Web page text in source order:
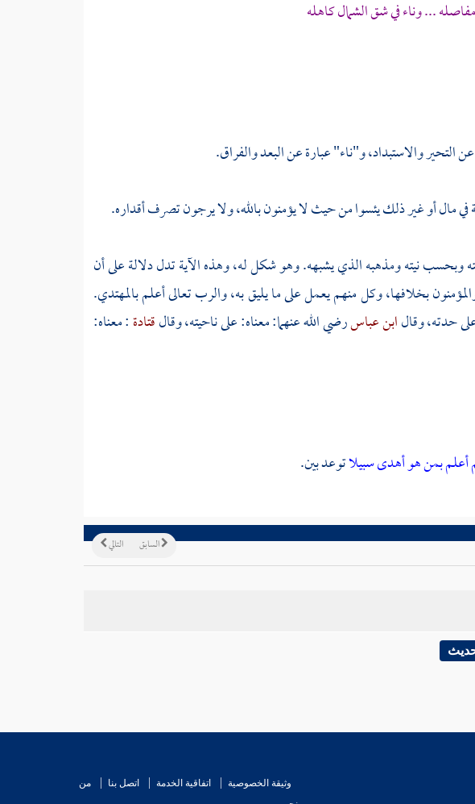
... وناء في شق الشمال كاهله
التحير والاستبداد، و"ناء" عبارة عن البعد والفراق.
مال أو غير ذلك يئسوا من حيث لا يؤمنون بالله، ولا يرجون تصرف أقداره.
وبحسب نيته ومذهبه الذي يشبهه. وهو شكل له، وهذه الآية تدل دلالة على أن
بخلافها، وكل منهم يعمل على ما يليق به، والرب تعالى أعلم بالمهتدي.
حدته، وقالابن عباسرضي الله عنهما: معناه: على ناحيته، وقالقتادة: معناه:
أعلم بمن هو أهدى سبيلاتوعد بين.
التالي السابق
وثيقة الخصوصية اتفاقية الخدمة اتصل بنا
من